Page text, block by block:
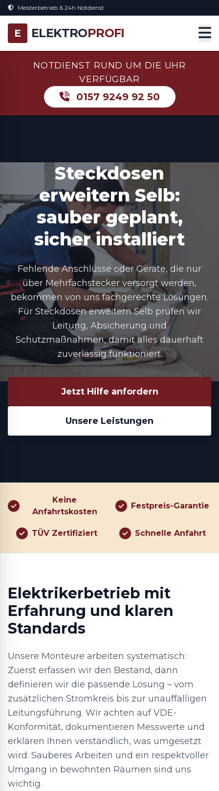
Meisterbetrieb & 24h Notdienst
E ELEKTROPROFI
NOTDIENST RUND UM DIE UHR
VERFÜGBAR
0157 9249 92 50
Steckdosen
erweitern Selb:
sauber geplant,
sicher installiert
Fehlende Anschlüsse oder Geräte, die nur
über Mehrfachstecker versorgt werden,
bekommen von uns fachgerechte Lösungen.
Für Steckdosen erweitern Selb prüfen wir
Leitung, Absicherung und
Schutzmaßnahmen, damit alles dauerhaft
zuverlässig funktioniert.
Jetzt Hilfe anfordern
Unsere Leistungen
Keine
Anfahrtskosten
Festpreis-Garantie
TÜV Zertifiziert Schnelle Anfahrt
Elektrikerbetrieb mit
Erfahrung und klaren
Standards
Unsere Monteure arbeiten systematisch:
Zuerst erfassen wir den Bestand, dann
definieren wir die passende Lösung – vom
zusätzlichen Stromkreis bis zur unauffälligen
Leitungsführung. Wir achten auf VDE-
Konformität, dokumentieren Messwerte und
erklären Ihnen verständlich, was umgesetzt
wird. Sauberes Arbeiten und ein respektvoller
Umgang in bewohnten Räumen sind uns
wichtig.